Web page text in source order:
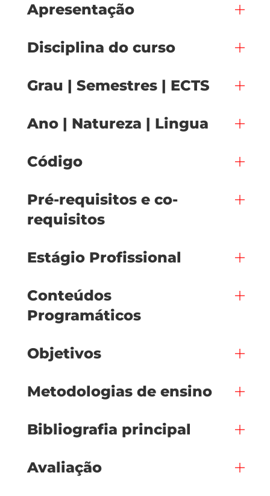
Apresentação
Disciplina do curso
Grau | Semestres | ECTS
Ano | Natureza | Lingua
Código
Pré-requisitos e co-
requisitos
Estágio Profissional
Conteúdos
Programáticos
Objetivos
Metodologias de ensino
Bibliografia principal
Avaliação